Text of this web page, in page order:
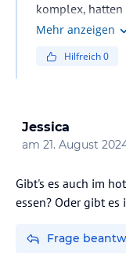
komplex,
an der
Mehr anzeigen
Hilfreich0
Jessica
am 21. August
Gibt's es auch im
essen? Oder gibt
Frage